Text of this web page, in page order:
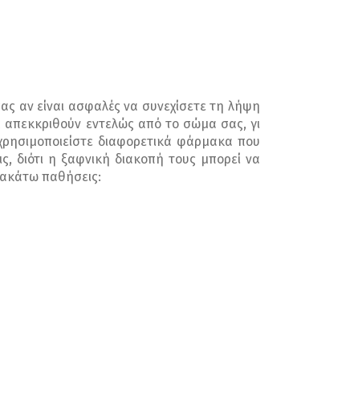
αν είναι ασφαλές να συνεχίσετε τη λήψη
εντελώς από το σώμα σας, γι
διαφορετικά φάρμακα που
διότι η ξαφνική διακοπή τους μπορεί να
παθήσεις: